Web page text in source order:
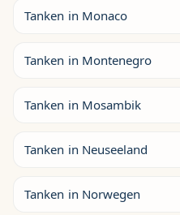
Tanken in Monaco
Tanken in Montenegro
Tanken in Mosambik
Tanken in Neuseeland
Tanken in Norwegen